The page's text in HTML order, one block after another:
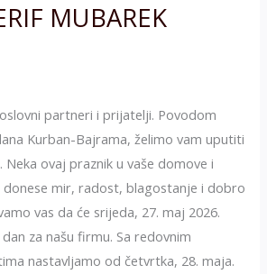
MUBAREK
partneri i prijatelji. Povodom
Kurban-Bajrama, želimo vam uputiti
Neka ovaj praznik u vaše domove i
donese mir, radost, blagostanje i dobro
vas da će srijeda, 27. maj 2026.
za našu firmu. Sa redovnim
nastavljamo od četvrtka, 28. maja.